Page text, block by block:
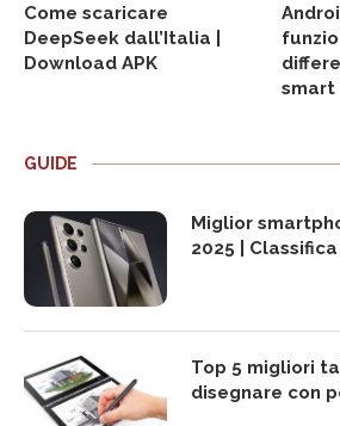
Come scaricare
DeepSeek dall’Italia |
Download APK
smart
GUIDE
Miglior
2025 |
Top 5 migliori
disegnare con